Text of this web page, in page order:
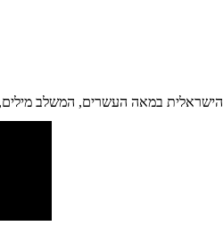
במאה העשרים, המשלב מילים,